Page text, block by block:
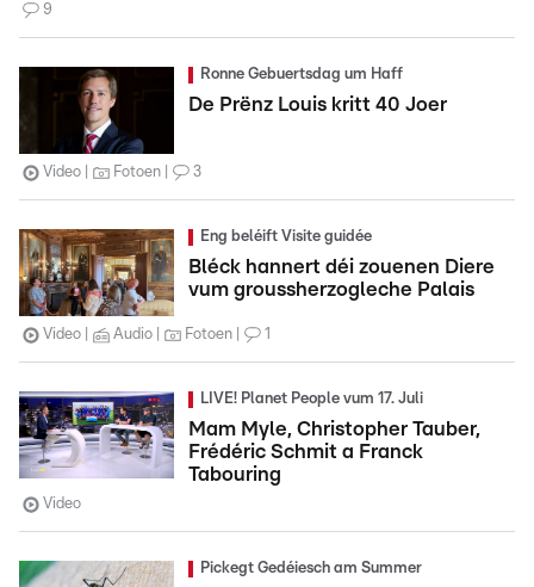
9
Ronne Gebuertsdag um Haff
De Prënz Louis kritt 40 Joer
Video Fotoen 3
Eng beléift Visite guidée
Bléck hannert déi zouenen Diere
vum groussherzogleche Palais
Video Audio Fotoen 1
LIVE! Planet People vum 17. Juli
Mam Myle, Christopher Tauber,
Frédéric Schmit a Franck
Tabouring
Video
Pickegt Gedéiesch am Summer